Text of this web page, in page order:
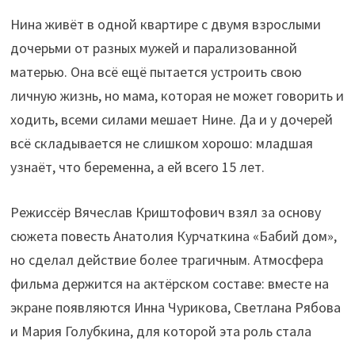
Нина живёт в одной квартире с двумя взрослыми
дочерьми от разных мужей и парализованной
матерью. Она всё ещё пытается устроить свою
личную жизнь, но мама, которая не может говорить и
ходить, всеми силами мешает Нине. Да и у дочерей
всё складывается не слишком хорошо: младшая
узнаёт, что беременна, а ей всего 15 лет.
Режиссёр Вячеслав Криштофович взял за основу
сюжета повесть Анатолия Курчаткина «Бабий дом»,
но сделал действие более трагичным. Атмосфера
фильма держится на актёрском составе: вместе на
экране появляются Инна Чурикова, Светлана Рябова
и Мария Голубкина, для которой эта роль стала